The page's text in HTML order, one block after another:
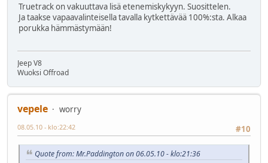
Truetrack on vakuuttava lisä etenemiskykyyn. Suosittelen.
Ja taakse vapaavalinteisella tavalla kytkettävää 100%:sta. Alkaa
porukka hämmästymään!
Jeep V8
Wuoksi Offroad
vepele
worry
#10
08.05.10 - klo:22:42
Quote from: Mr.Paddington on 06.05.10 - klo:21:36